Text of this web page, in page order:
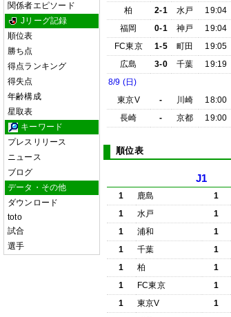
関係者エピソード
Jリーグ記録
順位表
勝ち点
得点ランキング
得失点
年齢構成
星取表
キーワード
プレスリリース
ニュース
ブログ
データ・その他
ダウンロード
toto
試合
選手
柏
2-1 水戸 19:04
福岡
0-1 神戸 19:04
FC東京
1-5 町田 19:05
広島
3-0 千葉 19:19
8/9 (日)
東京V
- 川崎 18:00
長崎
- 京都 19:00
順位表
J1
1 鹿島 1
1
水戸 1
1
浦和 1
1
千葉 1
1
柏 1
1
FC東京 1
1
東京V 1